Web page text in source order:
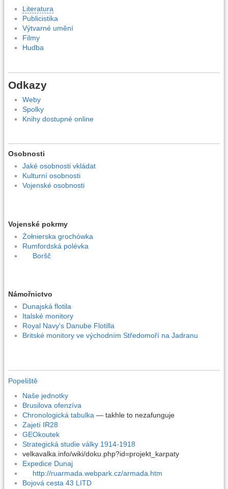
Literatura
Publicistika
Výtvarné umění
Filmy
Hudba
Odkazy
Weby
Spolky
Knihy dostupné online
Osobnosti
Jaké osobnosti vkládat
Kulturní osobnosti
Vojenské osobnosti
Vojenské pokrmy
Żołnierska grochówka
Rumfordská polévka
Boršč
Námořnictvo
Dunajská flotila
Italské monitory
Royal Navy's Danube Flotilla
Britské monitory ve východním Středomoří na Jadranu
Popeliště
Naše jednotky
Brusilova ofenzíva
Chronologická tabulka — takhle to nezafunguje
Zajetí IR28
GEOkoutek
Strategická studie války 1914-1918
velkavalka.info/wiki/doku.php?id=projekt_karpaty
Expedice Dunaj
http://ruarmada.webpark.cz/armada.htm
Bojová cesta 43 LITD